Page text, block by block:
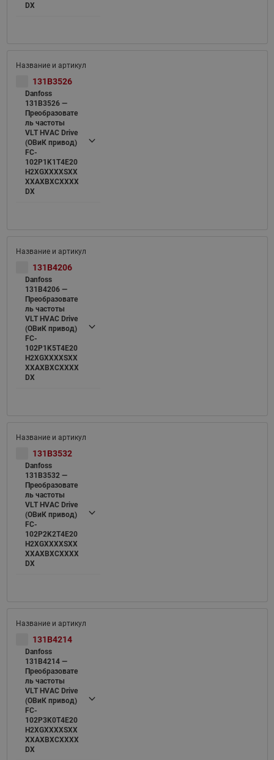
DX
131B3526
Danfoss
131B3526 —
Преобразовате
ль частоты
VLT HVAC Drive
(ОВиК привод)
FC-
102P1K1T4E20
H2XGXXXXSXX
XXAXBXCXXXX
DX
131B4206
Danfoss
131B4206 —
Преобразовате
ль частоты
VLT HVAC Drive
(ОВиК привод)
FC-
102P1K5T4E20
H2XGXXXXSXX
XXAXBXCXXXX
DX
131B3532
Danfoss
131B3532 —
Преобразовате
ль частоты
VLT HVAC Drive
(ОВиК привод)
FC-
102P2K2T4E20
H2XGXXXXSXX
XXAXBXCXXXX
DX
131B4214
Danfoss
131B4214 —
Преобразовате
ль частоты
VLT HVAC Drive
(ОВиК привод)
FC-
102P3K0T4E20
H2XGXXXXSXX
XXAXBXCXXXX
DX